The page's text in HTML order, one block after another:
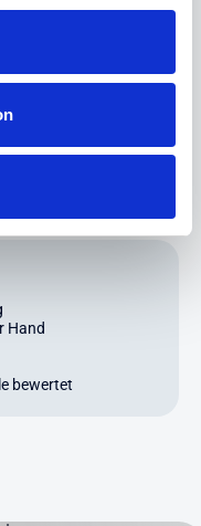
helfen Ihnen
Hand
bewertet